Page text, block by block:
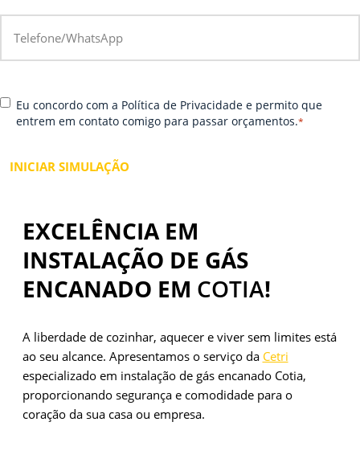
o
D
e
*
C*
Eu concordo com a Política de Privacidade e permito que
entrem em contato comigo para passar orçamentos.*
EXCELÊNCIA EM
INSTALAÇÃO DE GÁS
ENCANADO EM COTIA!
A liberdade de cozinhar, aquecer e viver sem limites está
ao seu alcance. Apresentamos o serviço da Cetri
especializado em instalação de gás encanado Cotia,
proporcionando segurança e comodidade para o
coração da sua casa ou empresa.